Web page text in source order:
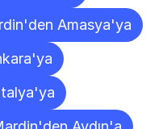
Amasya'ya